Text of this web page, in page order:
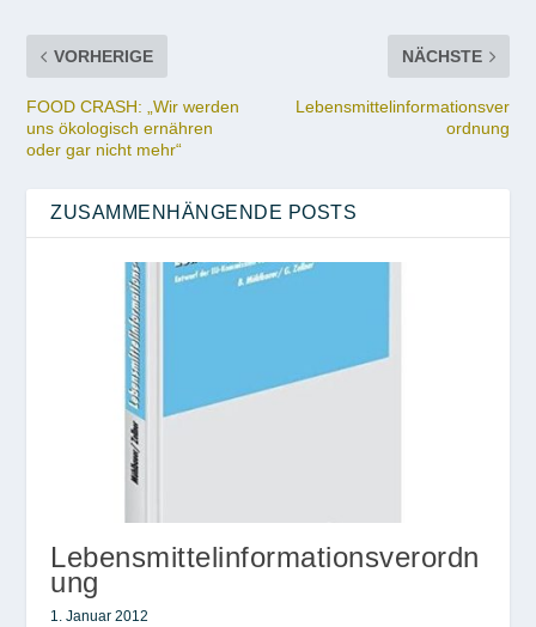
VORHERIGE
FOOD CRASH: „Wir werden
uns ökologisch ernähren
oder gar nicht mehr“
NÄCHSTE
Lebensmittelinformationsver
ordnung
ZUSAMMENHÄNGENDE POSTS
Lebensmittelinformationsverordn
ung
1. Januar 2012